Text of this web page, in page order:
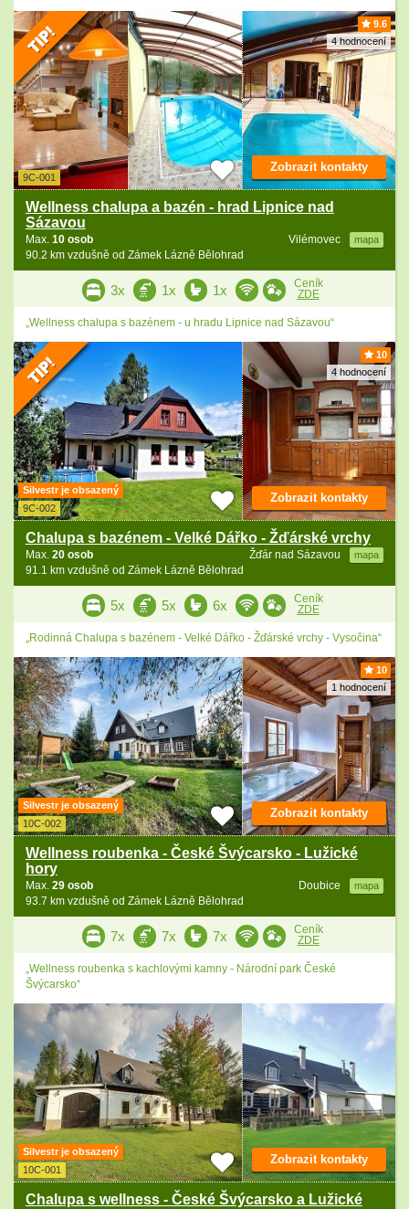
9.6
4 hodnocení
9C-001
Wellness chalupa a bazén - hrad Lipnice nad
Sázavou
Vilémovec mapa
Max. 10 osob
90.2 km vzdušně od Zámek Lázně Bělohrad
Zobrazit kontakty
3x 1x 1x
Ceník
ZDE
„Wellness chalupa s bazénem - u hradu Lipnice nad Sázavou“
10
4 hodnocení
Silvestr je obsazený
9C-002
Chalupa s bazénem - Velké Dářko - Žďárské vrchy
Žďár nad Sázavou mapa
Max. 20 osob
91.1 km vzdušně od Zámek Lázně Bělohrad
Zobrazit kontakty
5x 5x 6x
Ceník
ZDE
„Rodinná Chalupa s bazénem - Velké Dářko - Žďárské vrchy - Vysočina“
10
1 hodnocení
Silvestr je obsazený
10C-002
Wellness roubenka - České Švýcarsko - Lužické
hory
Doubice mapa
Max. 29 osob
93.7 km vzdušně od Zámek Lázně Bělohrad
Zobrazit kontakty
7x 7x 7x
Ceník
ZDE
„Wellness roubenka s kachlovými kamny - Národní park České
Švýcarsko“
Silvestr je obsazený
10C-001
Chalupa s wellness - České Švýcarsko a Lužické
Zobrazit kontakty